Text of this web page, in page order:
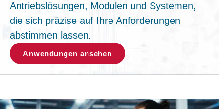
Antriebslösungen, Modulen und Systemen,
die sich präzise auf Ihre Anforderungen
abstimmen lassen.
Anwendungen ansehen